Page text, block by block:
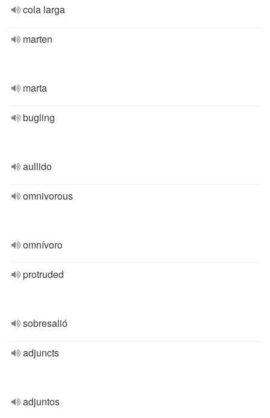
cola larga
marten
marta
bugling
aullido
omnivorous
omnívoro
protruded
sobresalió
adjuncts
adjuntos